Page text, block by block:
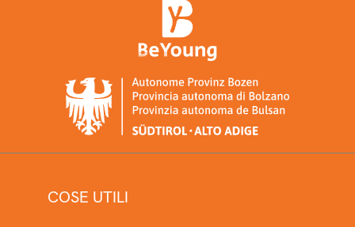
COSE UTILI